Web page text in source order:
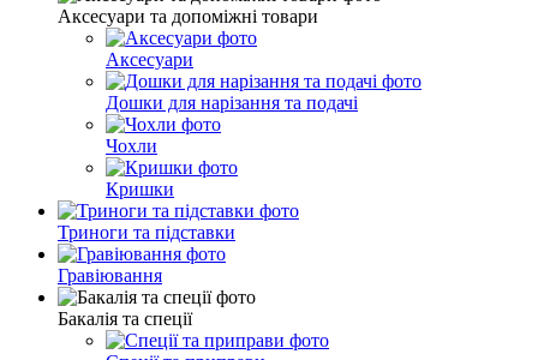
Аксесуари та допоміжні товари
Аксесуари
Дошки для нарізання та подачі
Чохли
Кришки
Триноги та підставки
Гравіювання
Бакалія та спеції